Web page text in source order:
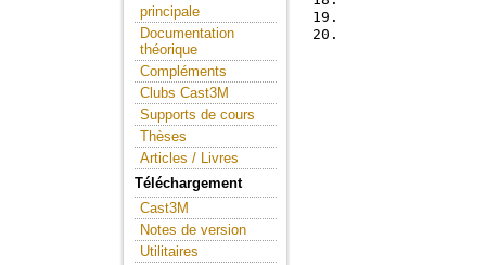
principale
Documentation
théorique
Compléments
Clubs Cast3M
Supports de cours
Thèses
Articles / Livres
Téléchargement
Cast3M
Notes de version
Utilitaires